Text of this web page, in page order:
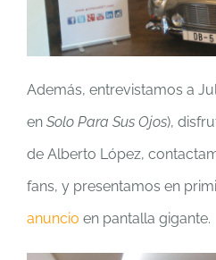
Además, entrevistamos a
en Solo Para Sus Ojos),
de Alberto López,
fans, y presentamos en
anuncio en pantalla gigante.